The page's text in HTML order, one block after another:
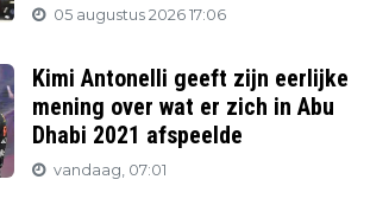
05 augustus 2026 17:06
Kimi Antonelli geeft zijn eerlijke
mening over wat er zich in Abu
Dhabi 2021 afspeelde
vandaag, 07:01